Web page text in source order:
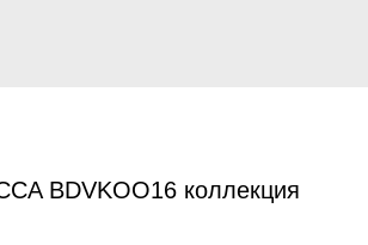
BDVKOO16 коллекция